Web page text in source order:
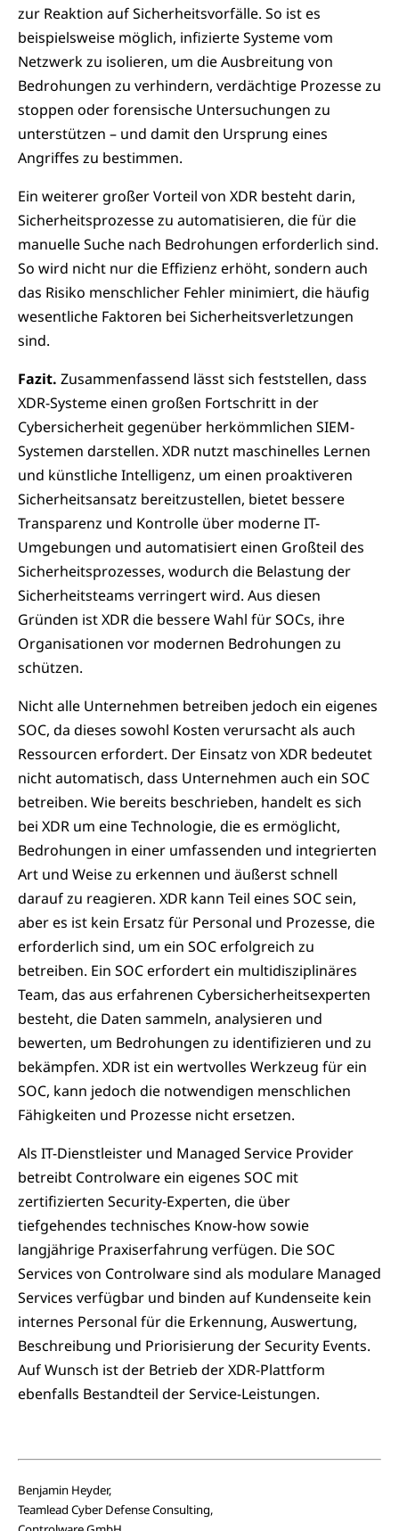
zur Reaktion auf Sicherheitsvorfälle. So ist es
beispielsweise möglich, infizierte Systeme vom
Netzwerk zu isolieren, um die Ausbreitung von
Bedrohungen zu verhindern, verdächtige Prozesse zu
stoppen oder forensische Untersuchungen zu
unterstützen – und damit den Ursprung eines
Angriffes zu bestimmen.
Ein weiterer großer Vorteil von XDR besteht darin,
Sicherheitsprozesse zu automatisieren, die für die
manuelle Suche nach Bedrohungen erforderlich sind.
So wird nicht nur die Effizienz erhöht, sondern auch
das Risiko menschlicher Fehler minimiert, die häufig
wesentliche Faktoren bei Sicherheitsverletzungen
sind.
Fazit. Zusammenfassend lässt sich feststellen, dass
XDR-Systeme einen großen Fortschritt in der
Cybersicherheit gegenüber herkömmlichen SIEM-
Systemen darstellen. XDR nutzt maschinelles Lernen
und künstliche Intelligenz, um einen proaktiveren
Sicherheitsansatz bereitzustellen, bietet bessere
Transparenz und Kontrolle über moderne IT-
Umgebungen und automatisiert einen Großteil des
Sicherheitsprozesses, wodurch die Belastung der
Sicherheitsteams verringert wird. Aus diesen
Gründen ist XDR die bessere Wahl für SOCs, ihre
Organisationen vor modernen Bedrohungen zu
schützen.
Nicht alle Unternehmen betreiben jedoch ein eigenes
SOC, da dieses sowohl Kosten verursacht als auch
Ressourcen erfordert. Der Einsatz von XDR bedeutet
nicht automatisch, dass Unternehmen auch ein SOC
betreiben. Wie bereits beschrieben, handelt es sich
bei XDR um eine Technologie, die es ermöglicht,
Bedrohungen in einer umfassenden und inte­grierten
Art und Weise zu erkennen und äußerst schnell
darauf zu reagieren. XDR kann Teil eines SOC sein,
aber es ist kein Ersatz für Personal und Prozesse, die
erforderlich sind, um ein SOC erfolgreich zu
betreiben. Ein SOC erfordert ein multidisziplinäres
Team, das aus erfahrenen Cybersicherheitsexperten
besteht, die Daten sammeln, analysieren und
bewerten, um Bedrohungen zu identifizieren und zu
bekämpfen. XDR ist ein wertvolles Werkzeug für ein
SOC, kann jedoch die notwendigen menschlichen
Fähigkeiten und Prozesse nicht ersetzen.
Als IT-Dienstleister und Managed Service Provider
betreibt Controlware ein eigenes SOC mit
zertifizierten Security-Experten, die über
tiefgehendes technisches Know-how sowie
langjährige Praxiserfahrung verfügen. Die SOC
Services von Controlware sind als modulare Managed
Services verfügbar und binden auf Kundenseite kein
internes Personal für die Erkennung, Auswertung,
Beschreibung und Priorisierung der Security Events.
Auf Wunsch ist der Betrieb der XDR-Plattform
ebenfalls Bestandteil der Service-Leistungen.
Benjamin Heyder,
Teamlead Cyber Defense Consulting,